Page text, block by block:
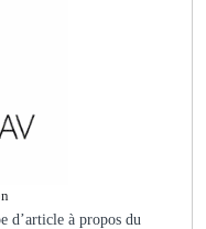
d’article à propos du